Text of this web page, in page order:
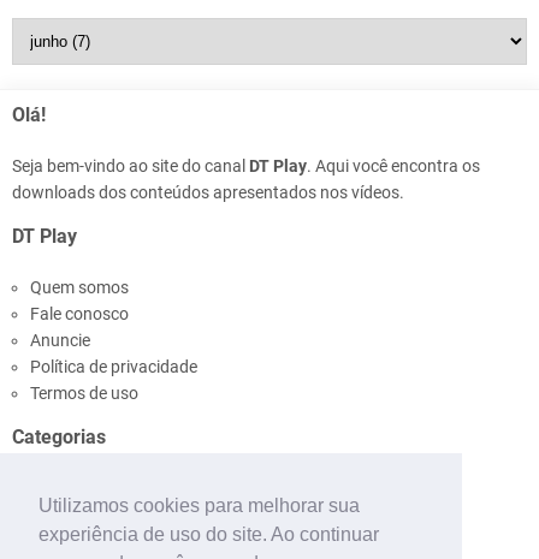
Utilizamos cookies para melhorar sua
experiência de uso do site. Ao continuar
Olá!
Seja bem-vindo ao site do canal DT Play. Aqui você encontra os
downloads dos conteúdos apresentados nos vídeos.
DT Play
Quem somos
Fale conosco
Anuncie
Política de privacidade
Termos de uso
Categorias
Pinturas
Mapas